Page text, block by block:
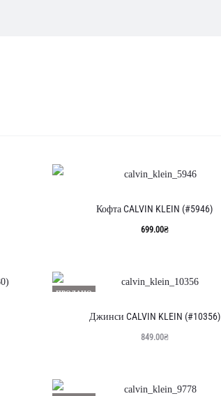
Кофта CALVIN KLEIN (#5946)
699.00₴
ПРОДАНО
Джинси CALVIN KLEIN (#10356)
849.00₴